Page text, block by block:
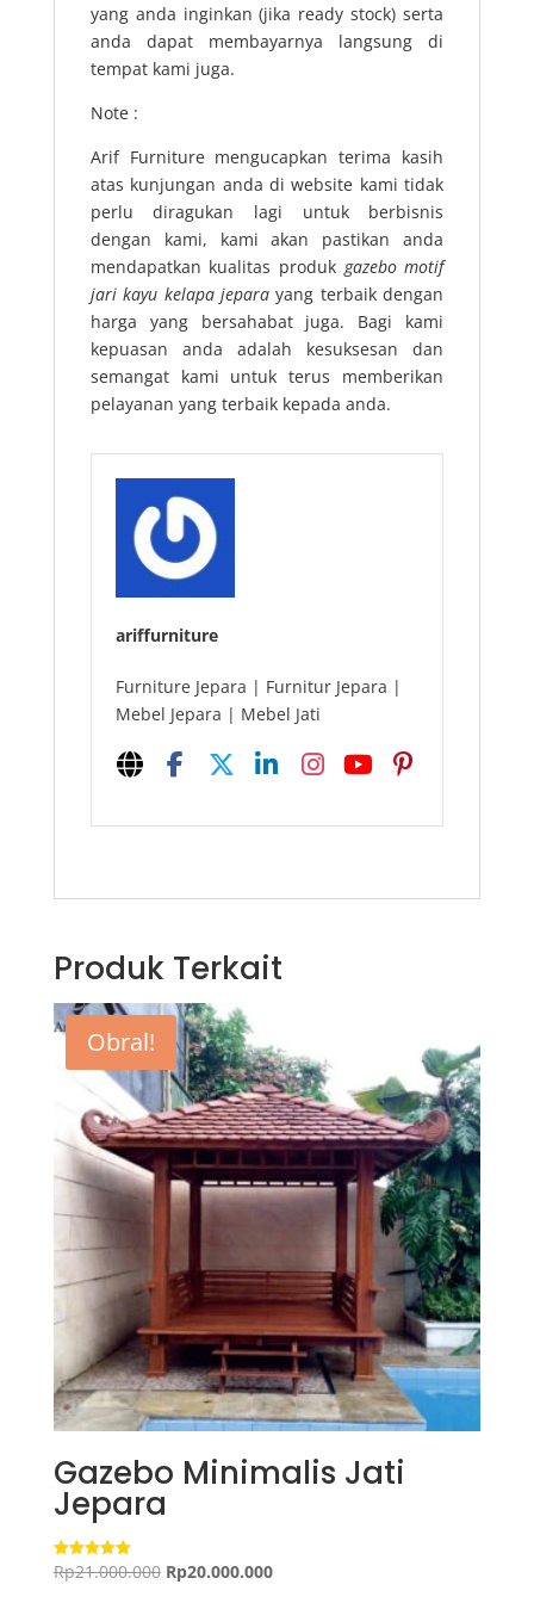
yang anda inginkan (jika ready stock) serta
anda dapat membayarnya langsung di
tempat kami juga.
Note :
Arif Furniture mengucapkan terima kasih
atas kunjungan anda di website kami tidak
perlu diragukan lagi untuk berbisnis
dengan kami, kami akan pastikan anda
mendapatkan kualitas produk gazebo motif
jari kayu kelapa jepara yang terbaik dengan
harga yang bersahabat juga. Bagi kami
kepuasan anda adalah kesuksesan dan
semangat kami untuk terus memberikan
pelayanan yang terbaik kepada anda.
ariffurniture
Furniture Jepara | Furnitur Jepara |
Mebel Jepara | Mebel Jati
Produk Terkait
Obral!
Gazebo Minimalis Jati
Jepara
Dinilai
5.00
Rp21.000.000 Harga
Rp20.000.000Harga